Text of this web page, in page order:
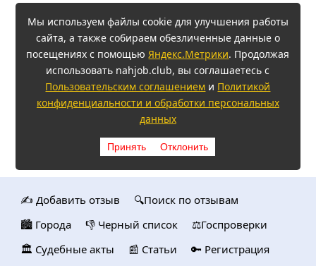
Мы используем файлы cookie для улучшения работы
сайта, а также собираем обезличенные данные о
посещениях с помощьюЯндекс.Метрики. Продолжая
использовать nahjob.club, вы соглашаетесь с
Пользовательским соглашением и Политикой
конфиденциальности и обработки персональных
данных
Принять Отклонить
✍️ Добавить отзыв
🔍Поиск по отзывам
🏙️ Городa
👎 Черный список
⚖️Госпроверки
🏛️ Судебные акты
📰 Статьи 🔑 Регистрация